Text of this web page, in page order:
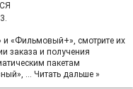
и «Фильмовый+», смотрите их
заказа и получения
пакетам
... Читать дальше »